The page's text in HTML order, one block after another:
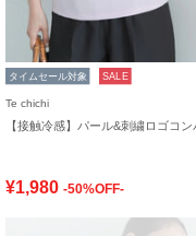
タイムセール対象 SALE
Te chichi
¥1,980 -50%OFF-